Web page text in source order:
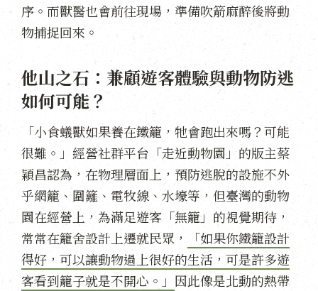
序。而獸醫也會前往現場，準備吹箭麻醉後將動
物捕捉回來。
他山之石：兼顧遊客體驗與動物防逃
如何可能？
「小食蟻獸如果養在鐵籠，牠會跑出來嗎？可能
很難。」經營社群平台「走近動物園」的版主蔡
穎昌認為，在物理層面上，預防逃脫的設施不外
乎網籠、圍籬、電牧線、水壕等，但臺灣的動物
園在經營上，為滿足遊客「無籠」的視覺期待，
常常在籠舍設計上遷就民眾，
「如果你鐵籠設計
得好，可以讓動物過上很好的生活，可是許多遊
客看到籠子就是不開心。」 因此像是北動的熱帶